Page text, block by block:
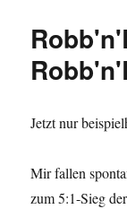
Jetzt nur
Mir fallen
zum 5:1-Sieg